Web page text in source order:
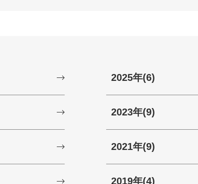
2025年(6)
2023年(9)
2021年(9)
2019年(4)